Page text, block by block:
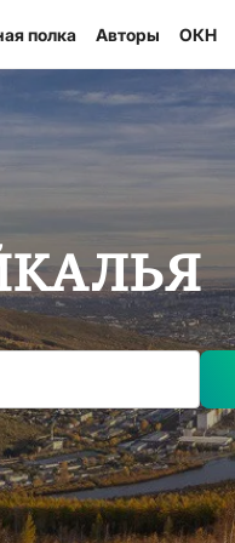
полка Авторы ОКН